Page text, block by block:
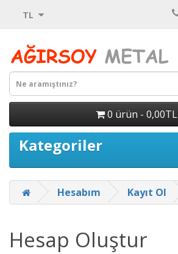
TL
0 ürün - 0,00TL
Kategoriler
Hesabım Kayıt Ol
Hesap Oluştur